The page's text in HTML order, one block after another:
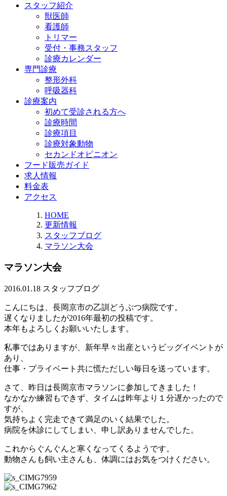
スタッフ紹介
獣医師
看護師
トリマー
受付・事務スタッフ
診療カレンダー
専門診療
整形外科
呼吸器科
診療案内
初めて受診される方へ
診療時間
診療項目
診療対象動物
セカンドオピニオン
フード販売ガイド
求人情報
料金表
アクセス
HOME
更新情報
スタッフブログ
マラソン大会
マラソン大会
2016.01.18 スタッフブログ
こんにちは、長岡京市の乙訓どうぶつ病院です。
遅くなりましたが2016年最初の投稿です。
本年もよろしくお願いいたします。
私事ではありますが、新年早々出産というビッグイベントが
あり、
仕事・プライベート共に慌ただしい毎日を送っています。
さて、昨日は長岡京市マラソンに参加してきました！
なかなか練習もできず、タイムは昨年より１分遅かったので
すが、
気持ちよく完走できて満足のいく結果でした。
病院を休診にしてしまい、申し訳ありませんでした。
これからぐんぐんと寒くなってくるようです。
動物さんも飼い主さんも、体調にはお気をつけください。